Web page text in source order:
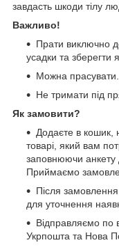
завдасть шкоди тілу
Важливо!
Прати виключно
усадки та зберегти
Можна прасувати.
Не тримати під
Як замовити?
Додаєте в кошик,
товарі, який вам
заповнюючи анкету
Приймаємо
Після
для уточнення
Відправляємо по
Укрпошта та Нова